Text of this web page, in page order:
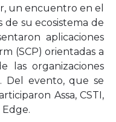
un encuentro en el
su ecosistema de
aplicaciones
(SCP) orientadas a
las organizaciones
Del evento, que se
Assa, CSTI,